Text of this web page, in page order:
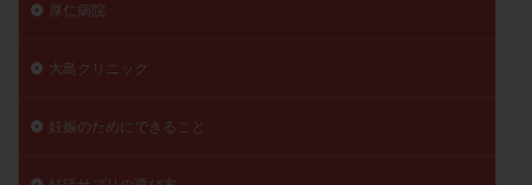
厚仁病院
大島クリニック
妊娠のためにできること